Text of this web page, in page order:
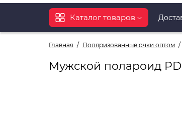
Каталог товаров
Главная Поляризованные очки оптом
Мужской полароид